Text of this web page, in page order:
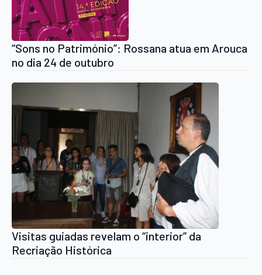
“Sons no Património”: Rossana atua em Arouca
no dia 24 de outubro
Visitas guiadas revelam o “interior” da
Recriação Histórica